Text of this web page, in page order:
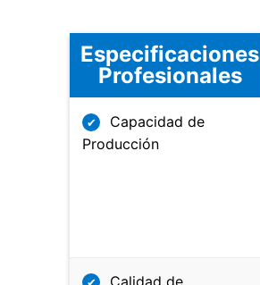
Especificaciones
Profesionales
✔
Capacidad de
Producción
✔
Calidad de